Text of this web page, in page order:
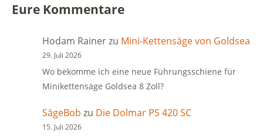
Eure Kommentare
Hodam Rainerzu Mini-Kettensäge von Goldsea
29. Juli 2026
Wo bekomme ich eine neue Führungsschiene für
Minikettensäge Goldsea 8 Zoll?
SägeBob zu Die Dolmar PS 420 SC
15. Juli 2026